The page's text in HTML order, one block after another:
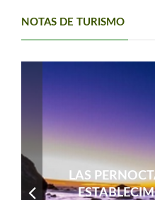
NOTAS DE TURISMO
GOLPE AL